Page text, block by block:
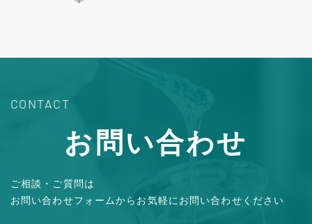
CONTACT
お問い合わせ
ご相談・ご質問は
お問い合わせフォームからお気軽にお問い合わせください